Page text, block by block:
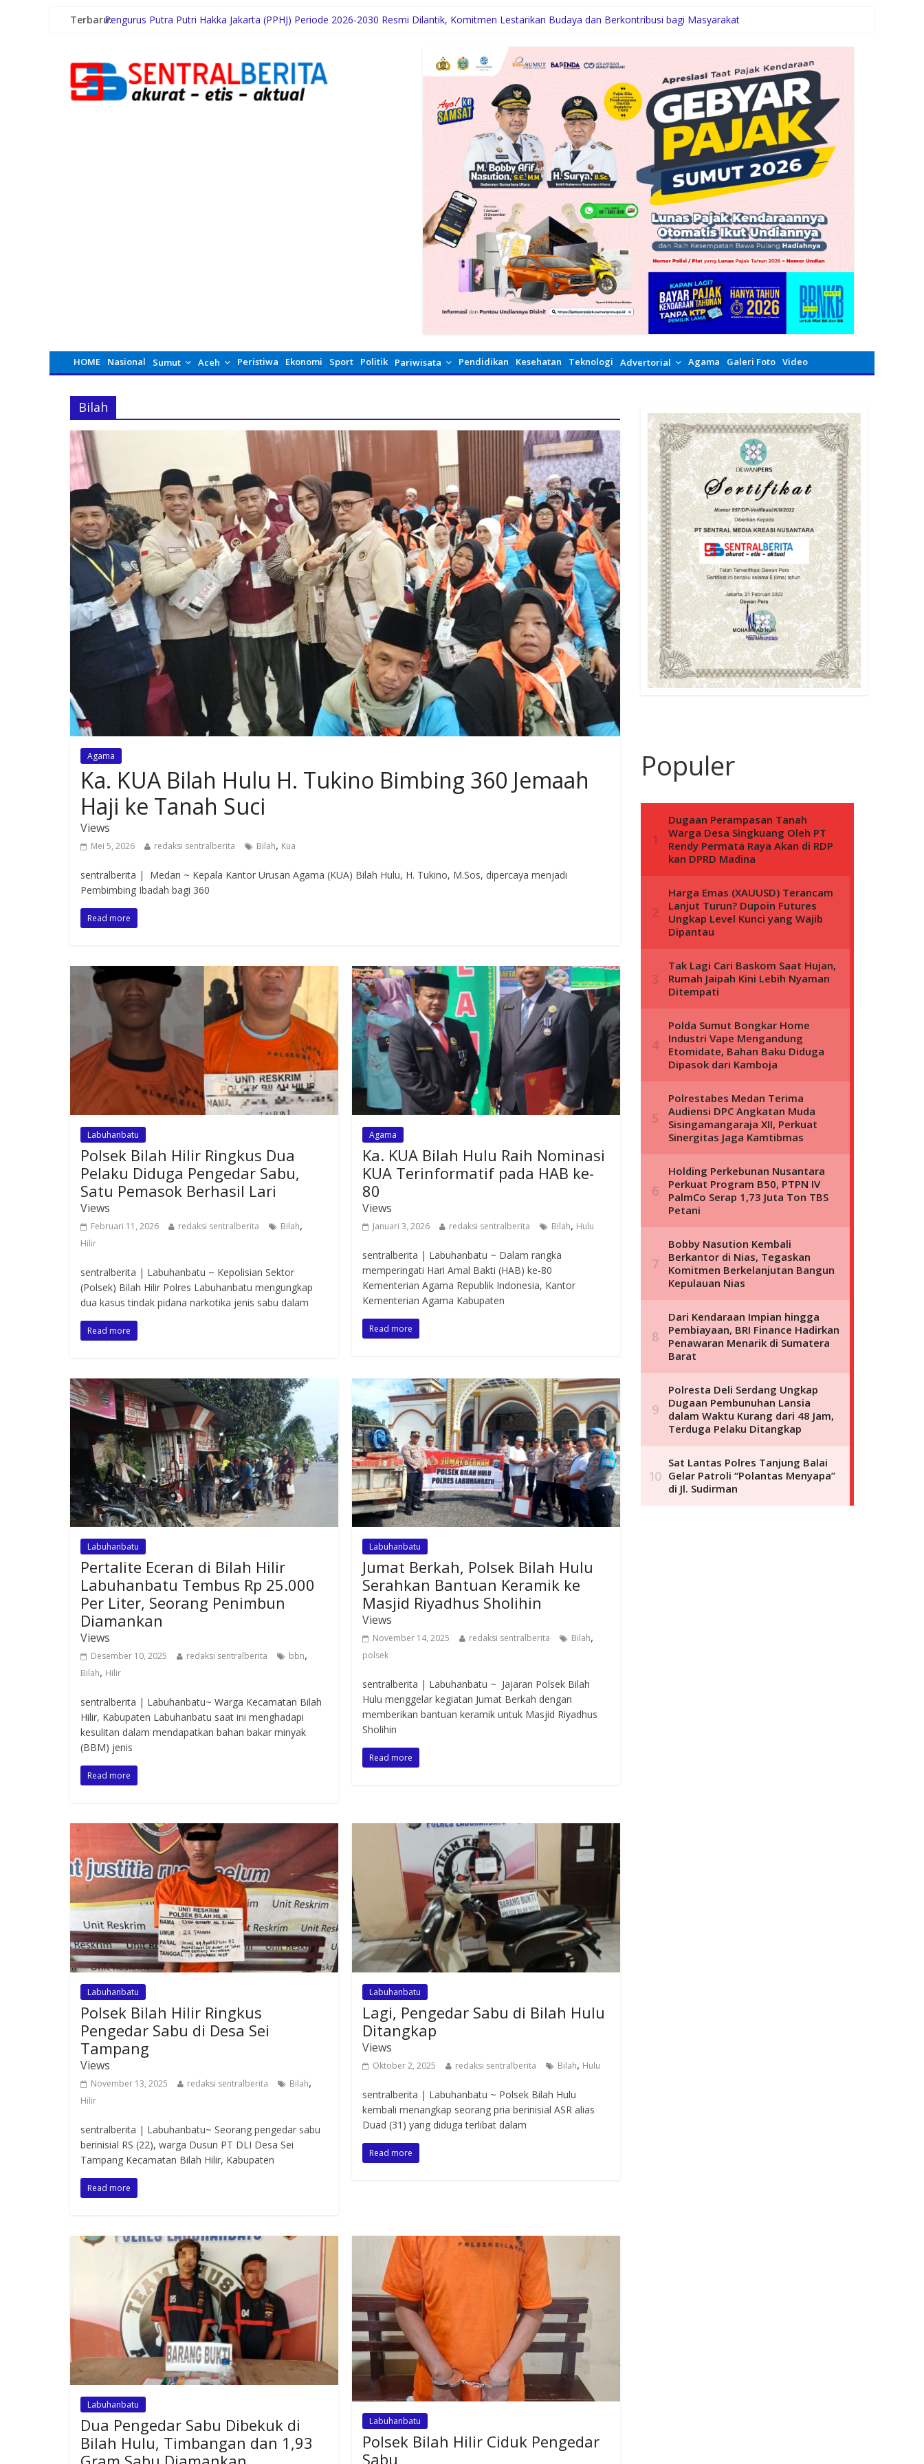
Terbaru:Gugik.id Perkuat Infrastruktur IT Nasional Lewat Layanan Distributor Server Enterprise
Dukung Gaya Hidup Masyarakat dan Kesejahteraan Hewan, KAI Logistik Layani Lebih dari 90 Ribu Hewan Peliharaan pada Semester I 2026
Terima Audiensi BNKP, Gubernur Bobby Nasution Paparkan Tiga Prioritas Pembangunan Kepulauan Nias
Swiss-Belhotel Rainforest: Oase Tropis di Tengah Dinamika Sunset Road
HOME Nasional Sumut Aceh Peristiwa Ekonomi Sport Politik Pariwisata Pendidikan Kesehatan Teknologi Advertorial Agama Galeri Foto Video
Bilah
Agama
Ka. KUA Bilah Hulu H. Tukino Bimbing 360 Jemaah
Haji ke Tanah Suci
Views
Mei 5, 2026 redaksi sentralberita Bilah, Kua
sentralberita | Medan ~ Kepala Kantor Urusan Agama (KUA) Bilah Hulu, H. Tukino, M.Sos, dipercaya menjadi
Pembimbing Ibadah bagi 360
Read more
Labuhanbatu
Polsek Bilah Hilir Ringkus Dua
Pelaku Diduga Pengedar Sabu,
Satu Pemasok Berhasil Lari
Views
Februari 11, 2026 redaksi sentralberita Bilah,
Hilir
sentralberita | Labuhanbatu ~ Kepolisian Sektor
(Polsek) Bilah Hilir Polres Labuhanbatu mengungkap
dua kasus tindak pidana narkotika jenis sabu dalam
Read more
Agama
Ka. KUA Bilah Hulu Raih Nominasi
KUA Terinformatif pada HAB ke-
80
Views
Januari 3, 2026 redaksi sentralberita Bilah, Hulu
sentralberita | Labuhanbatu ~ Dalam rangka
memperingati Hari Amal Bakti (HAB) ke-80
Kementerian Agama Republik Indonesia, Kantor
Kementerian Agama Kabupaten
Read more
Labuhanbatu
Pertalite Eceran di Bilah Hilir
Labuhanbatu Tembus Rp 25.000
Per Liter, Seorang Penimbun
Diamankan
Views
Desember 10, 2025 redaksi sentralberita bbn,
Bilah, Hilir
sentralberita | Labuhanbatu~ Warga Kecamatan Bilah
Hilir, Kabupaten Labuhanbatu saat ini menghadapi
kesulitan dalam mendapatkan bahan bakar minyak
(BBM) jenis
Read more
Labuhanbatu
Jumat Berkah, Polsek Bilah Hulu
Serahkan Bantuan Keramik ke
Masjid Riyadhus Sholihin
Views
November 14, 2025 redaksi sentralberita Bilah,
polsek
sentralberita | Labuhanbatu ~ Jajaran Polsek Bilah
Hulu menggelar kegiatan Jumat Berkah dengan
memberikan bantuan keramik untuk Masjid Riyadhus
Sholihin
Read more
Labuhanbatu
Polsek Bilah Hilir Ringkus
Pengedar Sabu di Desa Sei
Tampang
Views
November 13, 2025 redaksi sentralberita Bilah,
Hilir
sentralberita | Labuhanbatu~ Seorang pengedar sabu
berinisial RS (22), warga Dusun PT DLI Desa Sei
Tampang Kecamatan Bilah Hilir, Kabupaten
Read more
Labuhanbatu
Lagi, Pengedar Sabu di Bilah Hulu
Ditangkap
Views
Oktober 2, 2025 redaksi sentralberita Bilah, Hulu
sentralberita | Labuhanbatu ~ Polsek Bilah Hulu
kembali menangkap seorang pria berinisial ASR alias
Duad (31) yang diduga terlibat dalam
Read more
Labuhanbatu
Dua Pengedar Sabu Dibekuk di
Bilah Hulu, Timbangan dan 1,93
Labuhanbatu
Polsek Bilah Hilir Ciduk Pengedar
Sabu
Populer